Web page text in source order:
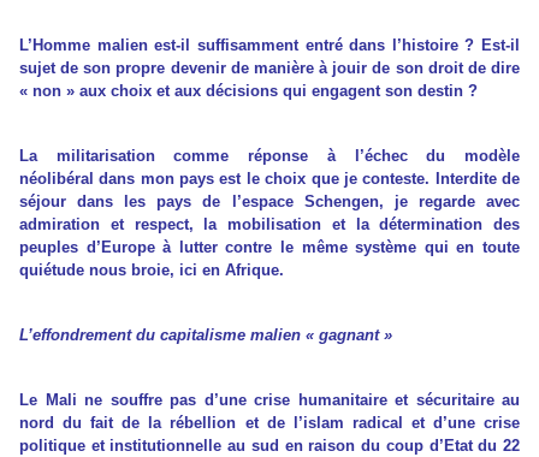
L’Homme malien est-il suffisamment entré dans l’histoire ? Est-il
sujet de son propre devenir de manière à jouir de son droit de dire
« non » aux choix et aux décisions qui engagent son destin ?
La militarisation comme réponse à l’échec du modèle
néolibéral dans mon pays est le choix que je conteste. Interdite de
séjour dans les pays de l’espace Schengen, je regarde avec
admiration et respect, la mobilisation et la détermination des
peuples d’Europe à lutter contre le même système qui en toute
quiétude nous broie, ici en Afrique.
L’effondrement du capitalisme malien « gagnant »
Le Mali ne souffre pas d’une crise humanitaire et sécuritaire au
nord du fait de la rébellion et de l’islam radical et d’une crise
politique et institutionnelle au sud en raison du coup d’Etat du 22